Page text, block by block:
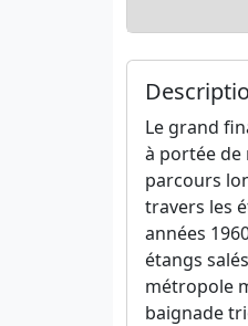
Le grand
à portée de
parcours
travers les
années
étangs
métropole
baignade